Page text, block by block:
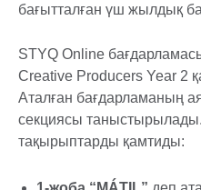
бағытталған үш жылдық
STYQ Online
Creative Producers Year
Аталған бағдарламаның
секциясы таныстырылады.
тақырыптарды қамтиды: